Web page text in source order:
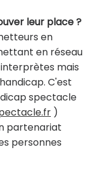
leur place ?
en
en réseau
mais
C'est
spectacle
)
partenariat
personnes